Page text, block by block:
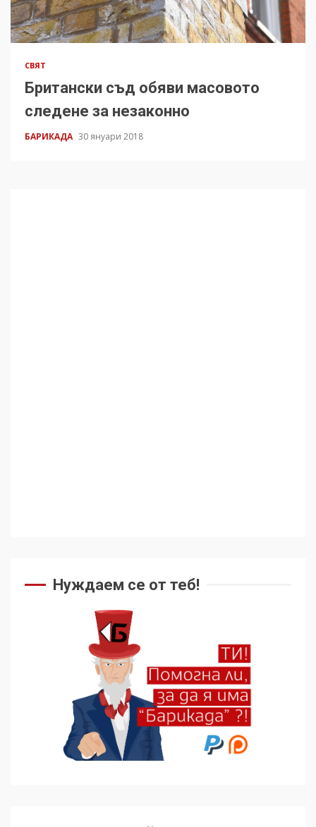
СВЯТ
Британски съд обяви масовото
следене за незаконно
БАРИКАДА 30 януари 2018
Нуждаем се от теб!